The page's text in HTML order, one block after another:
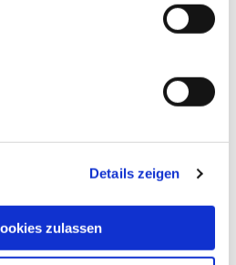
Details zeigen
zulassen
der Inneren Medizin, lädt
18:00 Uhr im
mariahilf@cellitinnen.de